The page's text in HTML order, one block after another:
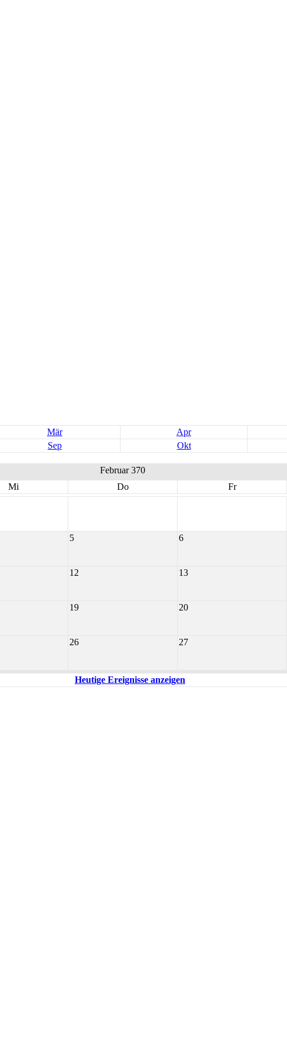
Mär Apr
Sep Okt
Februar 370
Mi Do Fr
5 6
12 13
19 20
26 27
Heutige Ereignisse anzeigen